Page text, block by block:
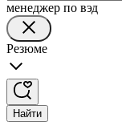
менеджер по вэд
Резюме
Найти